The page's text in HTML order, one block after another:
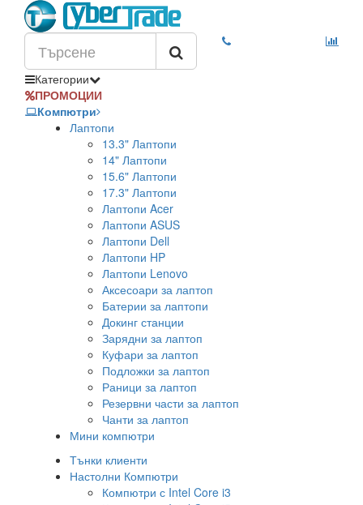
Категории
ПРОМОЦИИ
Компютри
Лаптопи
13.3" Лаптопи
14" Лаптопи
15.6" Лаптопи
17.3" Лаптопи
Лаптопи Acer
Лаптопи ASUS
Лаптопи Dell
Лаптопи HP
Лаптопи Lenovo
Аксесоари за лаптоп
Батерии за лаптопи
Докинг станции
Зарядни за лаптоп
Куфари за лаптоп
Подложки за лаптоп
Раници за лаптоп
Резервни части за лаптоп
Чанти за лаптоп
Мини компютри
Тънки клиенти
Настолни Компютри
Компютри с Intel Core i3